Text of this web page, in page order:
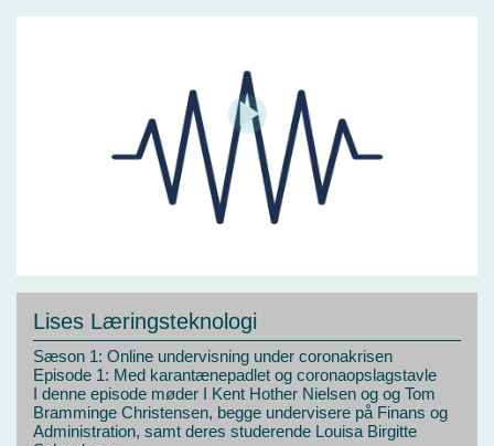
Lises Læringsteknologi
Sæson 1: Online undervisning under coronakrisen
Episode 1: Med karantænepadlet og coronaopslagstavle
I denne episode møder I Kent Hother Nielsen og og Tom
Bramminge Christensen, begge undervisere på Finans og
Administration, samt deres studerende Louisa Birgitte